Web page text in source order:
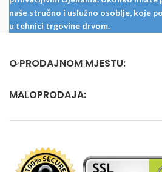
naše stručno i uslužno osoblje, koje
u tehnici trgovine drvom.
O PRODAJNOM MJESTU:
MALOPRODAJA: